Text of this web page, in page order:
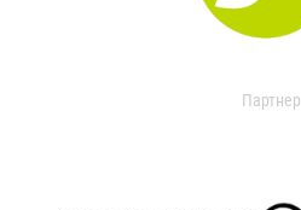
Партнер